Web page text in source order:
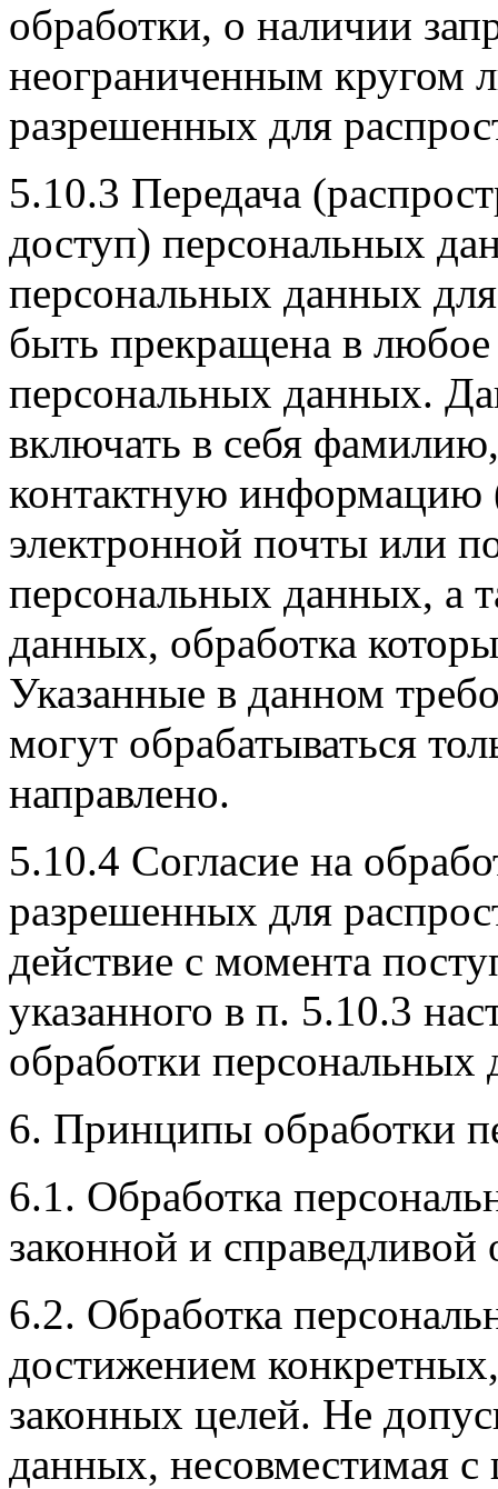
обработки, о наличии
неограниченным кругом
разрешенных для
5.10.3 Передача
доступ) персональных
персональных данных
быть прекращена в
персональных данных.
включать в себя
контактную информацию
электронной почты или
персональных данных, а
данных, обработка
Указанные в данном
могут обрабатываться
направлено.
5.10.4 Согласие на
разрешенных для
действие с момента
указанного в п. 5.10.3
обработки персональных
6. Принципы обработки
6.1. Обработка
законной и справедливой
6.2. Обработка
достижением
законных целей. Не
данных, несовместимая